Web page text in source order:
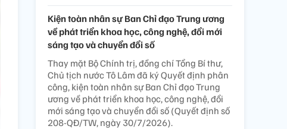
Kiện toàn nhân sự Ban Chỉ đạo Trung ương
về phát triển khoa học, công nghệ, đổi mới
sáng tạo và chuyển đổi số
Thay mặt Bộ Chính trị, đồng chí Tổng Bí thư,
Chủ tịch nước Tô Lâm đã ký Quyết định phân
công, kiện toàn nhân sự Ban Chỉ đạo Trung
ương về phát triển khoa học, công nghệ, đổi
mới sáng tạo và chuyển đổi số (Quyết định số
208-QĐ/TW, ngày 30/7/2026).